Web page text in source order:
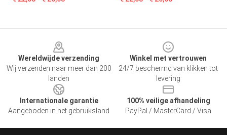
Wereldwijde verzending
Wij verzenden naar meer dan 200
landen
Winkel met vertrouwen
24/7 beschermd van klikken tot
levering
Internationale garantie
Aangeboden in het gebruiksland
100% veilige afhandeling
PayPal / MasterCard / Visa